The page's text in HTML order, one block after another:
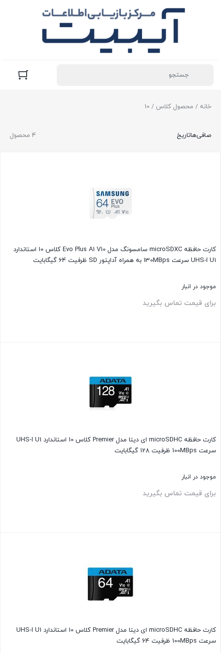
خانه / محصول کلاس / 10
4 محصول صافی‌هاتاریخ
کارت حافظه microSDXC سامسونگ مدل Evo Plus A1 V10 کلاس 10 استاندارد
UHS-I U1 سرعت 130MBps به همراه آداپتور SD ظرفیت 64 گیگابایت
موجود در انبار
برای قیمت تماس بگیرید
کارت حافظه‌ microSDHC ای دیتا مدل Premier کلاس 10 استاندارد UHS-I U1
سرعت 100MBps ظرفیت 128 گیگابایت
موجود در انبار
برای قیمت تماس بگیرید
کارت حافظه‌ microSDHC ای دیتا مدل Premier کلاس 10 استاندارد UHS-I U1
سرعت 100MBps ظرفیت 64 گیگابایت